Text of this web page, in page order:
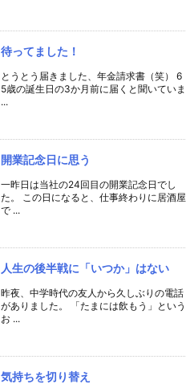
待ってました！
とうとう届きました、年金請求書（笑） 6
5歳の誕生日の3か月前に届くと聞いていま
...
開業記念日に思う
一昨日は当社の24回目の開業記念日でし
た。 この日になると、仕事終わりに居酒屋
で ...
人生の後半戦に「いつか」はない
昨夜、中学時代の友人から久しぶりの電話
がありました。 「たまには飲もう」という
お ...
気持ちを切り替え